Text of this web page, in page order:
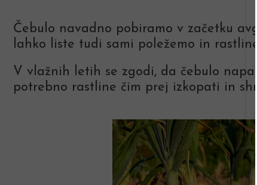
Čebulo navadno pobiramo v začetku
lahko liste tudi sami poležemo in
V vlažnih letih se zgodi, da čebulo
potrebno rastline čim prej izkopati in